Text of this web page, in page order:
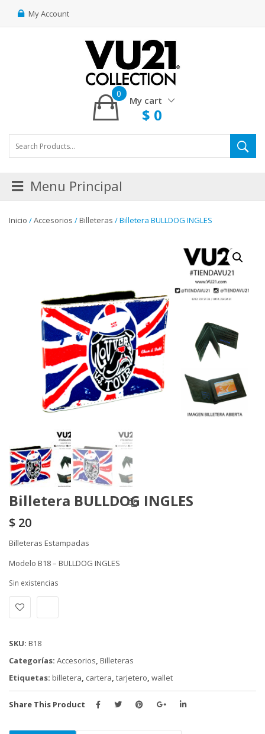
My Account
My cart
0
$ 0
Menu Principal
Inicio /Accesorios /Billeteras / Billetera BULLDOG INGLES
Billetera BULLDOG INGLES
$ 20
Billeteras Estampadas
Modelo B18 – BULLDOG INGLES
Sin existencias
SKU: B18
Categorías: Accesorios, Billeteras
Etiquetas: billetera, cartera, tarjetero, wallet
Share This Product